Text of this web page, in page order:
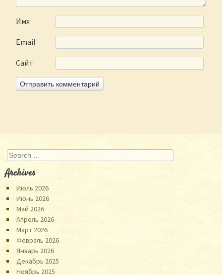
Имя
Email
Сайт
Search
Archives
Июль 2026
Июнь 2026
Май 2026
Апрель 2026
Март 2026
Февраль 2026
Январь 2026
Декабрь 2025
Ноябрь 2025